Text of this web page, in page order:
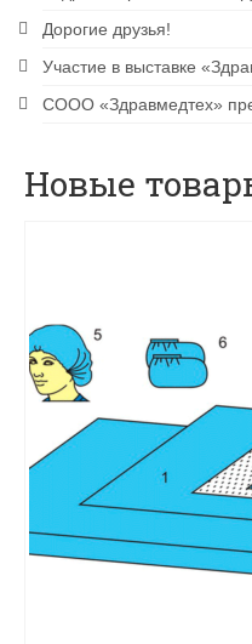
Дорогие друзья!
Участие в выставке
CООО «Здравмедтех»
Новые